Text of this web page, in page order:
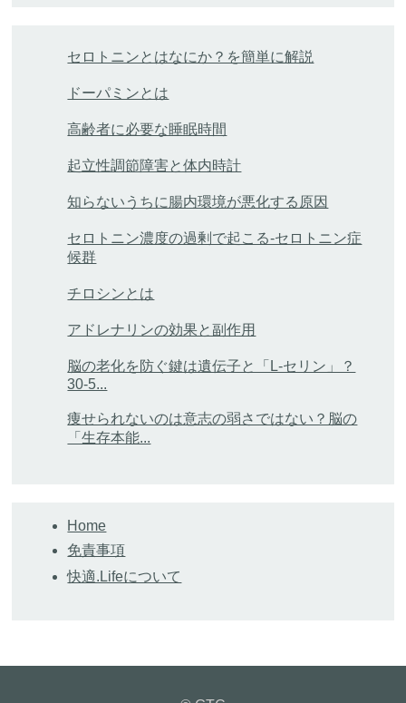
セロトニンとはなにか？を簡単に解説
ドーパミンとは
高齢者に必要な睡眠時間
起立性調節障害と体内時計
知らないうちに腸内環境が悪化する原因
セロトニン濃度の過剰で起こる-セロトニン症
候群
チロシンとは
アドレナリンの効果と副作用
脳の老化を防ぐ鍵は遺伝子と「L-セリン」？
30-5...
痩せられないのは意志の弱さではない？脳の
「生存本能...
Home
免責事項
快適.Lifeについて